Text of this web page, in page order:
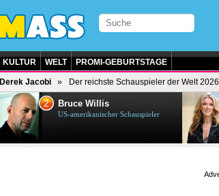
KULTUR WELT PROMI-GEBURTSTAGE
Derek Jacobi Der reichste Schauspieler der Welt 2026
2 Bruce Willis
US-amerikanischer Schauspieler